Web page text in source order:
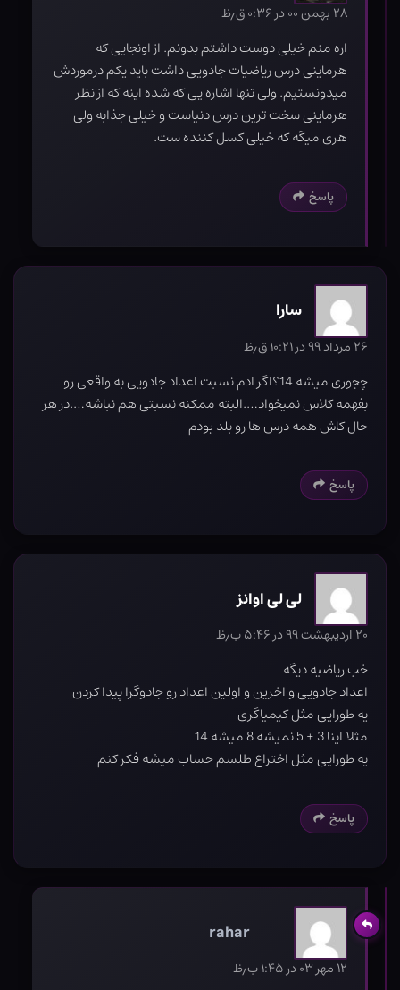
۲۸ بهمن ۰۰ در ۰:۳۶ ق٫ظ
اره منم خیلی دوست داشتم بدونم. از اونجایی که
هرماینی درس ریاضیات جادویی داشت باید یکم درموردش
میدونستیم. ولی تنها اشاره یی که شده اینه که از نظر
هرماینی سخت ترین درس دنیاست و خیلی جذابه ولی
هری میگه که خیلی کسل کننده ست.
پاسخ
سارا
۲۶ مرداد ۹۹ در ۱۰:۲۱ ق٫ظ
چجوری میشه 14؟اگر ادم نسبت اعداد جادویی به واقعی رو
بفهمه کلاس نمیخواد….البته ممکنه نسبتی هم نباشه….در هر
حال کاش همه درس ها رو بلد بودم
پاسخ
لی لی اوانز
۲۰ اردیبهشت ۹۹ در ۵:۴۶ ب٫ظ
خب ریاضیه دیگه
اعداد جادویی و اخرین و اولین اعداد رو جادوگرا پیدا کردن
یه طورایی مثل کیمیاگری
مثلا اینا 3 + 5 نمیشه 8 میشه 14
یه طورایی مثل اختراع طلسم حساب میشه فکر کنم
پاسخ
rahar
۱۲ مهر ۰۳ در ۱:۴۵ ب٫ظ